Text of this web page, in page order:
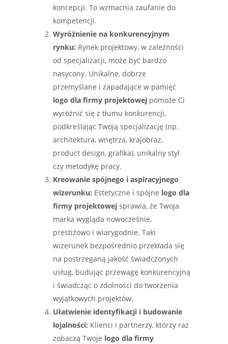
koncepcji. To wzmacnia zaufanie do
kompetencji.
Wyróżnienie na konkurencyjnym
rynku: Rynek projektowy, w zależności
od specjalizacji, może być bardzo
nasycony. Unikalne, dobrze
przemyślane i zapadające w pamięć
logo dla firmy projektowej pomoże Ci
wyróżnić się z tłumu konkurencji,
podkreślając Twoją specjalizację (np.
architektura, wnętrza, krajobraz,
product design, grafika), unikalny styl
czy metodykę pracy.
Kreowanie spójnego i aspiracyjnego
wizerunku: Estetyczne i spójne logo dla
firmy projektowej sprawia, że Twoja
marka wygląda nowocześnie,
prestiżowo i wiarygodnie. Taki
wizerunek bezpośrednio przekłada się
na postrzeganą jakość świadczonych
usług, budując przewagę konkurencyjną
i świadcząc o zdolności do tworzenia
wyjątkowych projektów.
Ułatwienie identyfikacji i budowanie
lojalności: Klienci i partnerzy, którzy raz
zobaczą Twoje logo dla firmy